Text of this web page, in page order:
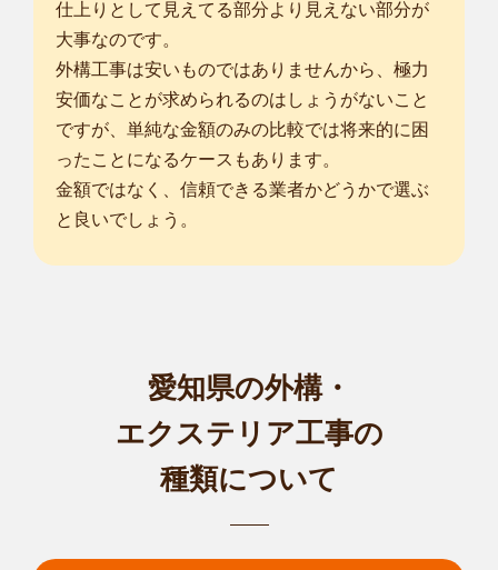
仕上りとして見えてる部分より見えない部分が
大事なのです。
外構工事は安いものではありませんから、極力
安価なことが求められるのはしょうがないこと
ですが、単純な金額のみの比較では将来的に困
ったことになるケースもあります。
金額ではなく、信頼できる業者かどうかで選ぶ
と良いでしょう。
愛知県の外構・
エクステリア工事の
種類について